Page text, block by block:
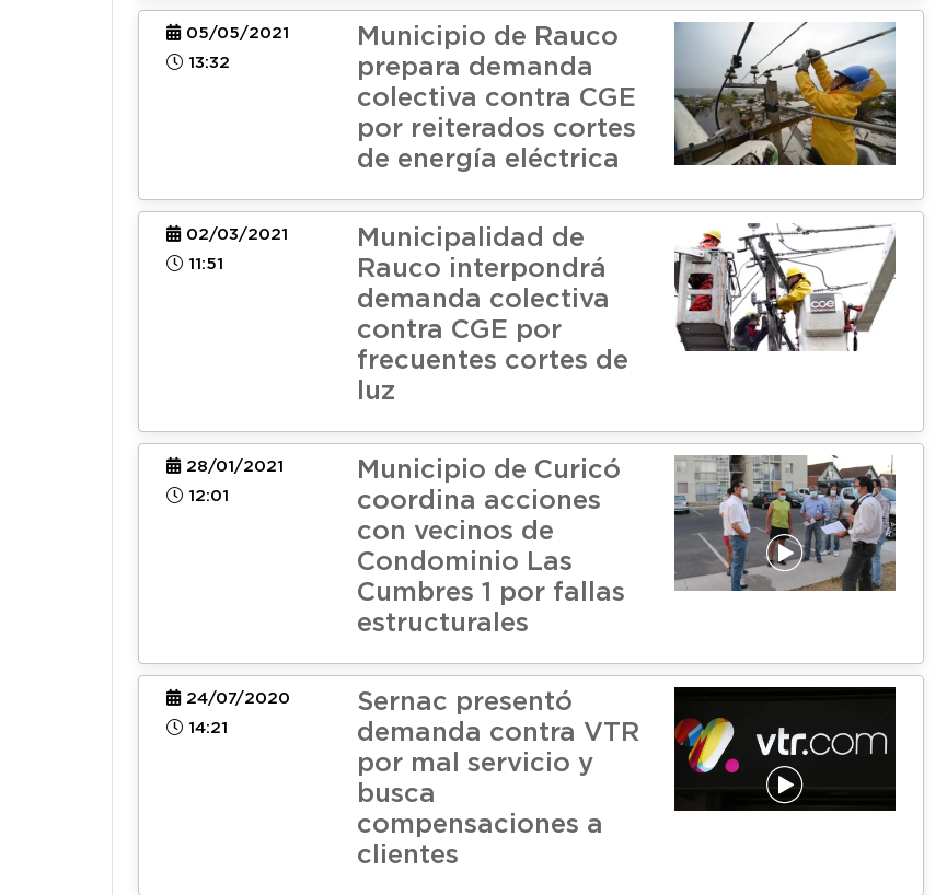
05/05/2021
13:32
Municipio de Rauco
prepara demanda
colectiva contra CGE
por reiterados cortes
de energía eléctrica
02/03/2021
11:51
Municipalidad de
Rauco interpondrá
demanda colectiva
contra CGE por
frecuentes cortes de
luz
28/01/2021
12:01
Municipio de Curicó
coordina acciones
con vecinos de
Condominio Las
Cumbres 1 por fallas
estructurales
24/07/2020
14:21
Sernac presentó
demanda contra VTR
por mal servicio y
busca
compensaciones a
clientes